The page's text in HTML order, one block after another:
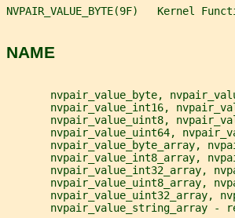
NVPAIR_VALUE_BYTE(9F)   Kernel
NAME
nvpair_value_byte,
nvpair_value_int16,
nvpair_value_uint8,
nvpair_value_uint64,
nvpair_value_byte_array,
nvpair_value_int8_array,
nvpair_value_int32_array,
nvpair_value_uint8_array,
nvpair_value_uint32_array,
nvpair_value_string_array -